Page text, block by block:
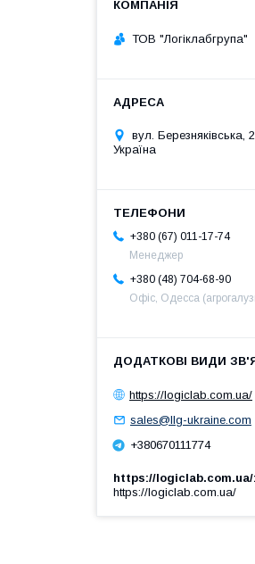
ТОВ "Логіклабгрупа"
вул. Березняківська,
Україна
+380 (67) 011-17-74
Менеджер
+380 (48) 704-68-90
Офіс, Одесса
https://logiclab.com.ua/
sales@llg-ukraine.com
+380670111774
https://logiclab.com.ua/
https://logiclab.com.ua/